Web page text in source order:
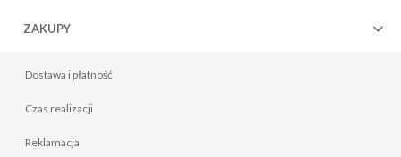
ZAKUPY
Dostawa i płatność
Czas realizacji
Reklamacja